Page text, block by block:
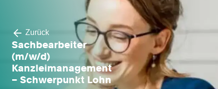
Zurück
Sachbearbeiter
(m/w/d)
Kanzleimanagement
– Schwerpunkt Lohn